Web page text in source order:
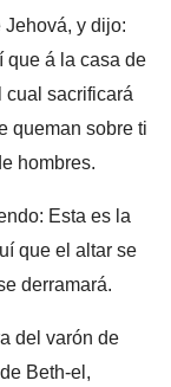
Jehová, y dijo:
que á la casa de
cual sacrificará
queman sobre ti
hombres.
Esta es la
que el altar se
derramará.
del varón de
Beth-el,